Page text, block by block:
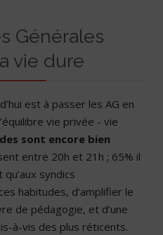
Générales
vie dure
est à passer les AG en
vie privée - vie
sont encore bien
entre 20h et 21h ; 65% il
syndics
habitudes, d’amplifier le
de pédagogie, et d’une
à-vis des plus réticents.